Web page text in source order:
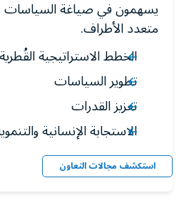
يسهمون في صياغة السياسات
متعدد الأطراف.
الخطط الاستراتيجية القُطرية
تطوير السياسات
تعزيز القدرات
الاستجابة الإنسانية
استكشف مجالات التعاون